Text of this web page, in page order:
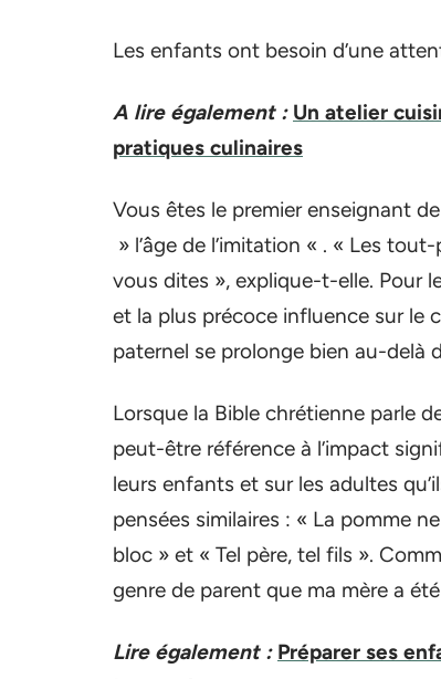
Les enfants ont besoin d’une
A lire également : Un atelier
pratiques culinaires
Vous êtes le premier enseignant
» l’âge de l’imitation « . « Les
vous dites », explique-t-elle. Pour
et la plus précoce influence sur le
paternel se prolonge bien au-delà
Lorsque la Bible chrétienne parle
peut-être référence à l’impact
leurs enfants et sur les adultes
pensées similaires : « La pomme
bloc » et « Tel père, tel fils ».
genre de parent que ma mère a
Lire également : Préparer ses